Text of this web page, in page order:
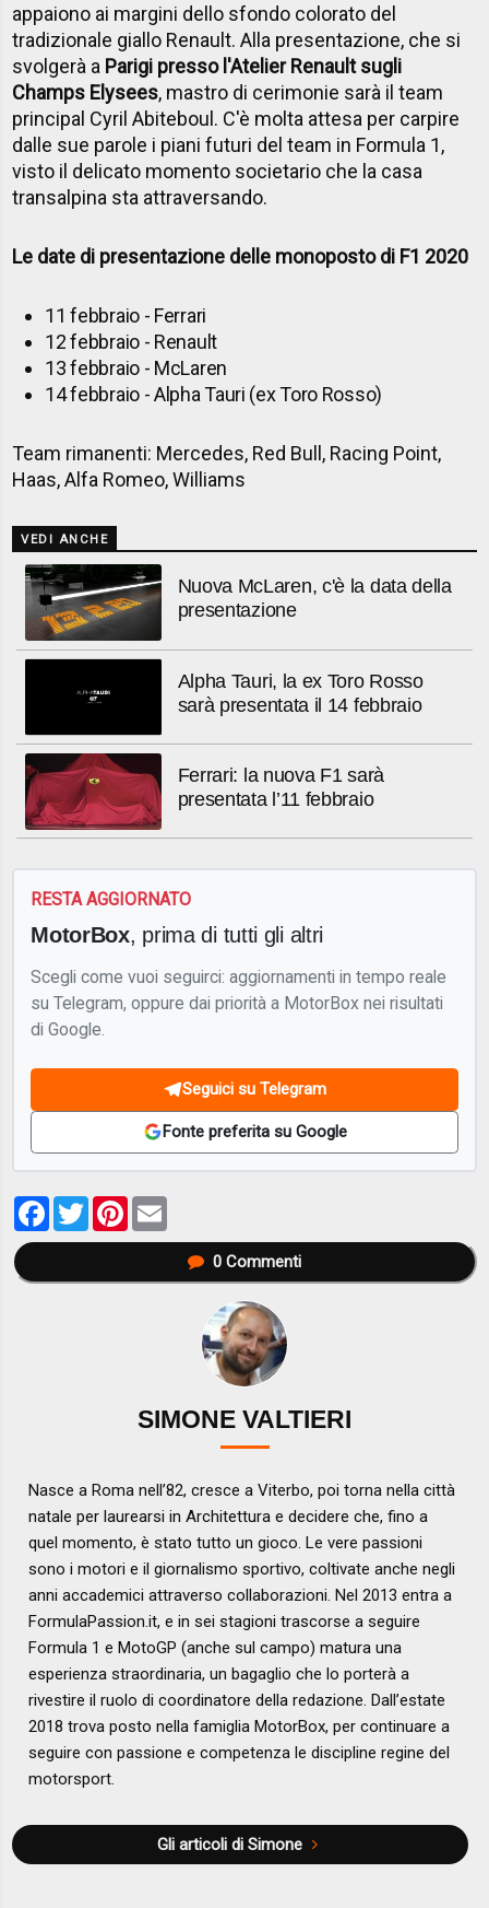
appaiono ai margini dello sfondo colorato del
tradizionale giallo Renault. Alla presentazione, che si
svolgerà a Parigi presso l'Atelier Renault sugli
Champs Elysees, mastro di cerimonie sarà il team
principal Cyril Abiteboul. C'è molta attesa per carpire
dalle sue parole i piani futuri del team in Formula 1,
visto il delicato momento societario che la casa
transalpina sta attraversando.
Le date di presentazione delle monoposto di F1 2020
11 febbraio - Ferrari
12 febbraio - Renault
13 febbraio - McLaren
14 febbraio - Alpha Tauri (ex Toro Rosso)
Team rimanenti: Mercedes, Red Bull, Racing Point,
Haas, Alfa Romeo, Williams
VEDI ANCHE
Nuova McLaren, c'è la data della
presentazione
Alpha Tauri, la ex Toro Rosso
sarà presentata il 14 febbraio
Ferrari: la nuova F1 sarà
presentata l’11 febbraio
RESTA AGGIORNATO
MotorBox, prima di tutti gli altri
Scegli come vuoi seguirci: aggiornamenti in tempo reale
su Telegram, oppure dai priorità a MotorBox nei risultati
di Google.
Seguici su Telegram
Fonte preferita su Google
Facebook
TwitterPinterest
0Commenti
SIMONE VALTIERI
Nasce a Roma nell’82, cresce a Viterbo, poi torna nella città
natale per laurearsi in Architettura e decidere che, fino a
quel momento, è stato tutto un gioco. Le vere passioni
sono i motori e il giornalismo sportivo, coltivate anche negli
anni accademici attraverso collaborazioni. Nel 2013 entra a
FormulaPassion.it, e in sei stagioni trascorse a seguire
Formula 1 e MotoGP (anche sul campo) matura una
esperienza straordinaria, un bagaglio che lo porterà a
rivestire il ruolo di coordinatore della redazione. Dall’estate
2018 trova posto nella famiglia MotorBox, per continuare a
seguire con passione e competenza le discipline regine del
motorsport.
Gli articoli di Simone